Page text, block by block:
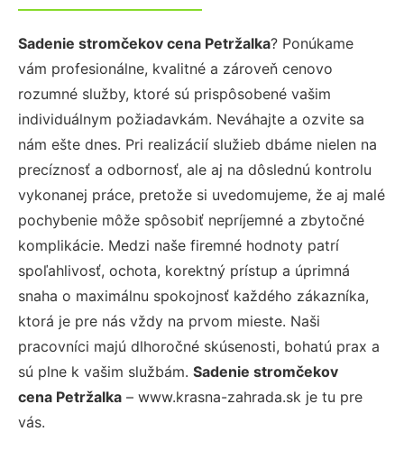
Sadenie stromčekov cena Petržalka? Ponúkame
vám profesionálne, kvalitné a zároveň cenovo
rozumné služby, ktoré sú prispôsobené vašim
individuálnym požiadavkám. Neváhajte a ozvite sa
nám ešte dnes. Pri realizácií služieb dbáme nielen na
precíznosť a odbornosť, ale aj na dôslednú kontrolu
vykonanej práce, pretože si uvedomujeme, že aj malé
pochybenie môže spôsobiť nepríjemné a zbytočné
komplikácie. Medzi naše firemné hodnoty patrí
spoľahlivosť, ochota, korektný prístup a úprimná
snaha o maximálnu spokojnosť každého zákazníka,
ktorá je pre nás vždy na prvom mieste. Naši
pracovníci majú dlhoročné skúsenosti, bohatú prax a
sú plne k vašim službám. Sadenie stromčekov
cena Petržalka – www.krasna-zahrada.sk je tu pre
vás.